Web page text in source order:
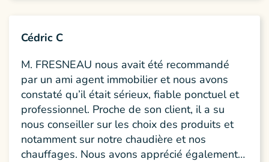
Cédric C
M. FRESNEAU nous avait été recommandé
par un ami agent immobilier et nous avons
constaté qu’il était sérieux, fiable ponctuel et
professionnel. Proche de son client, il a su
nous conseiller sur les choix des produits et
notamment sur notre chaudière et nos
chauffages. Nous avons apprécié également…